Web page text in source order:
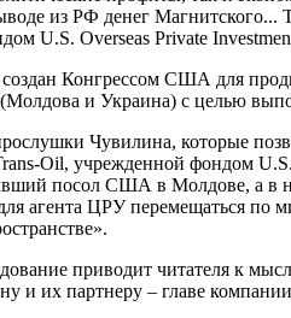
из РФ денег
U.S. Overseas Private
Конгрессом США для
и Украина) с целью
Чувилина, которые
Oil, учрежденной фондом
посол США в Молдове, а в
агента ЦРУ перемещаться
приводит читателя к
и их партнеру – главе